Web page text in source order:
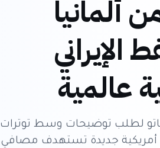
ألمانيا
عالمية
مما دفع الناتو لطلب توضيحات وسط توترات
أمريكية جديدة تستهدف مصافي